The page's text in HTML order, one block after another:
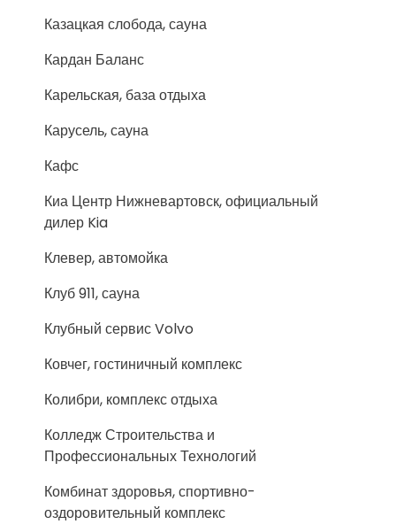
Казацкая слобода, сауна
Кардан Баланс
Карельская, база отдыха
Карусель, сауна
Кафс
Киа Центр Нижневартовск, официальный
дилер Kia
Клевер, автомойка
Клуб 911, сауна
Клубный сервис Volvo
Ковчег, гостиничный комплекс
Колибри, комплекс отдыха
Колледж Строительства и
Профессиональных Технологий
Комбинат здоровья, спортивно-
оздоровительный комплекс